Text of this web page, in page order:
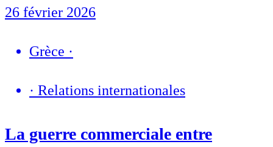
26 février 2026
Grèce ·
· Relations internationales
La guerre commerciale entre